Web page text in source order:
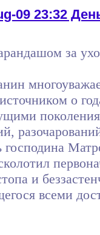
09 23:32
за
о
и
всеми